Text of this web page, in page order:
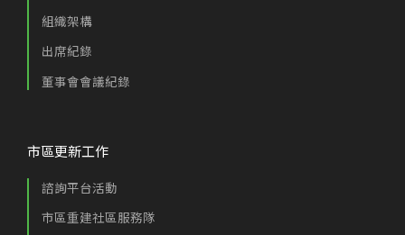
組織架構
出席紀錄
董事會會議紀錄
市區更新工作
諮詢平台活動
市區重建社區服務隊